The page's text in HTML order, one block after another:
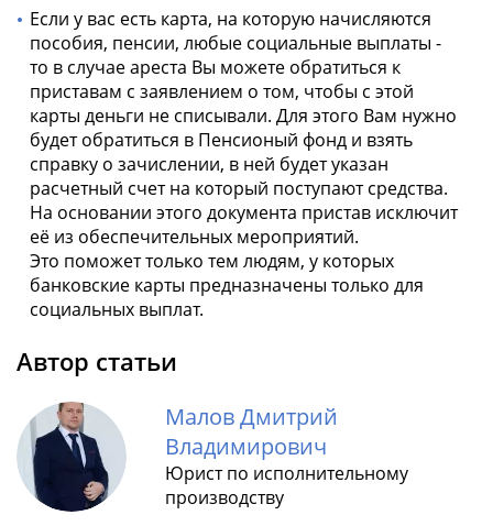
Если у вас есть карта, на которую начисляются
пособия, пенсии, любые социальные выплаты -
то в случае ареста Вы можете обратиться к
приставам с заявлением о том, чтобы с этой
карты деньги не списывали. Для этого Вам нужно
будет обратиться в Пенсионый фонд и взять
справку о зачислении, в ней будет указан
расчетный счет на который поступают средства.
На основании этого документа пристав исключит
её из обеспечительных мероприятий.
Это поможет только тем людям, у которых
банковские карты предназначены только для
социальных выплат.
Автор статьи
Малов Дмитрий
Владимирович
Юрист по исполнительному
производству